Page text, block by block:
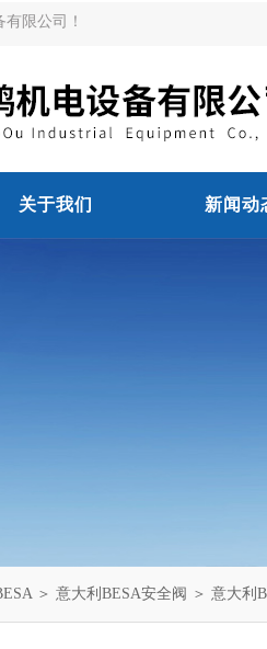
限公司！
关于我们 新闻动
＞ 意大利BESA安全阀 ＞ 意大利